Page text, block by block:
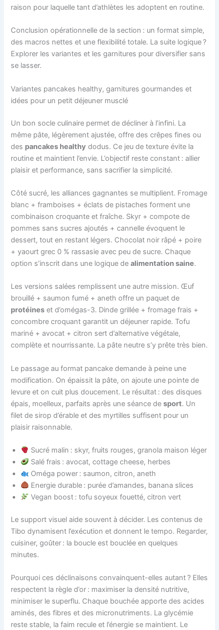
raison pour laquelle tant d’athlètes les adoptent en routine.
Conclusion opérationnelle de la section : un format simple,
des macros nettes et une flexibilité totale. La suite logique ?
Explorer les variantes et les garnitures pour diversifier sans
se lasser.
Variantes pancakes healthy, garnitures gourmandes et
idées pour un petit déjeuner musclé
Un bon socle culinaire permet de décliner à l’infini. La
même pâte, légèrement ajustée, offre des crêpes fines ou
des pancakes healthy dodus. Ce jeu de texture évite la
routine et maintient l’envie. L’objectif reste constant : allier
plaisir et performance, sans sacrifier la simplicité.
Côté sucré, les alliances gagnantes se multiplient. Fromage
blanc + framboises + éclats de pistaches forment une
combinaison croquante et fraîche. Skyr + compote de
pommes sans sucres ajoutés + cannelle évoquent le
dessert, tout en restant légers. Chocolat noir râpé + poire
+ yaourt grec 0 % rassasie avec peu de sucre. Chaque
option s’inscrit dans une logique dealimentation saine.
Les versions salées remplissent une autre mission. Œuf
brouillé + saumon fumé + aneth offre un paquet de
protéines et d’omégas-3. Dinde grillée + fromage frais +
concombre croquant garantit un déjeuner rapide. Tofu
mariné + avocat + citron sert d’alternative végétale,
complète et nourrissante. La pâte neutre s’y prête très bien.
Le passage au format pancake demande à peine une
modification. On épaissit la pâte, on ajoute une pointe de
levure et on cuit plus doucement. Le résultat : des disques
épais, moelleux, parfaits après une séance desport. Un
filet de sirop d’érable et des myrtilles suffisent pour un
plaisir raisonnable.
Sucré malin : skyr, fruits rouges, granola maison léger
Salé frais : avocat, cottage cheese, herbes
Oméga power : saumon, citron, aneth
Energie durable : purée d’amandes, banana slices
Vegan boost : tofu soyeux fouetté, citron vert
Le support visuel aide souvent à décider. Les contenus de
Tibo dynamisent l’exécution et donnent le tempo. Regarder,
cuisiner, goûter : la boucle est bouclée en quelques
minutes.
Pourquoi ces déclinaisons convainquent-elles autant ? Elles
respectent la règle d’or : maximiser la densité nutritive,
minimiser le superflu. Chaque bouchée apporte des acides
aminés, des fibres et des micronutriments. La glycémie
reste stable, la faim recule et l’énergie se maintient. Le